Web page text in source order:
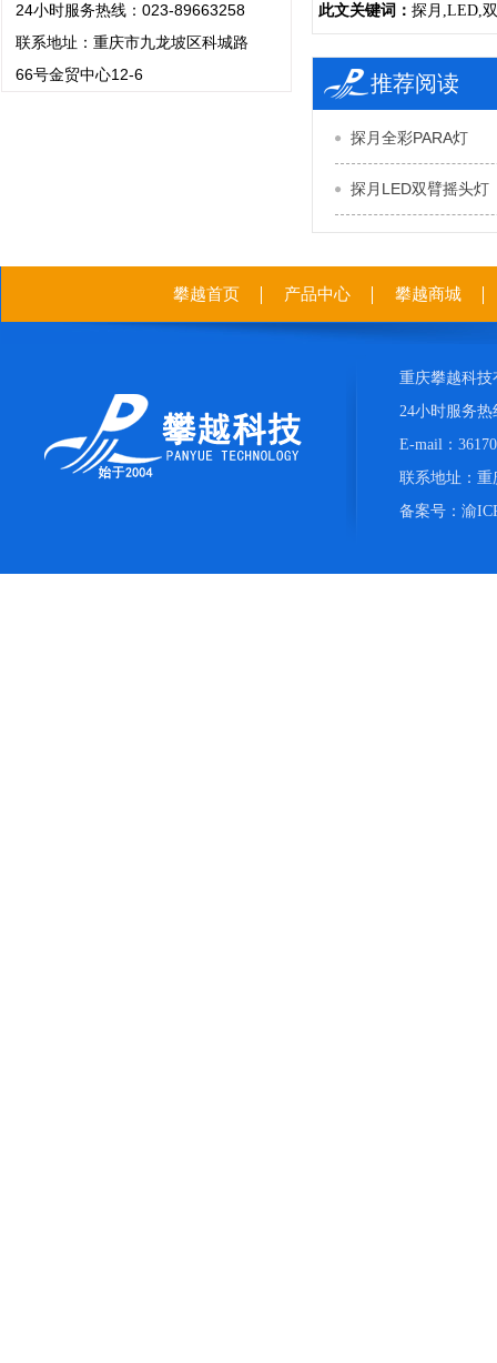
此文关键词： 探月,LED,
推荐阅读
探月全彩PARA灯
探月LED双臂摇头灯
24小时服务热线：023-89663258
联系地址：重庆市九龙坡区科城路
66号金贸中心12-6
攀越首页 产品中心 攀越商城
重庆攀越科技
24小时服务热
E-mail：
联系地址：重
备案号： 渝